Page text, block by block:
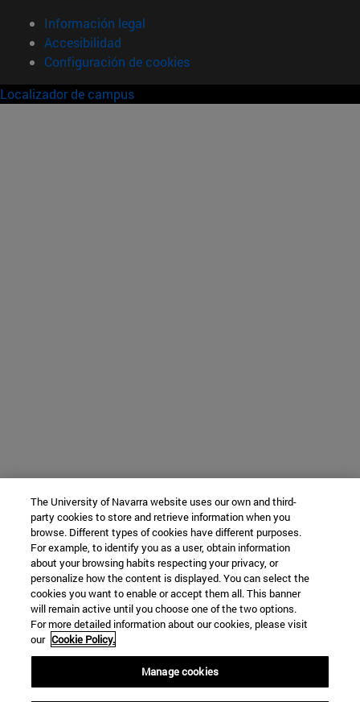
Información legal
Accesibilidad
Configuración de cookies
Localizador de campus
The University of Navarra website uses our own and third-
party cookies to store and retrieve information when you
browse. Different types of cookies have different purposes.
For example, to identify you as a user, obtain information
about your browsing habits respecting your privacy, or
personalize how the content is displayed. You can select the
cookies you want to enable or accept them all. This banner
will remain active until you choose one of the two options.
For more detailed information about our cookies, please visit
our Cookie Policy.
Manage cookies